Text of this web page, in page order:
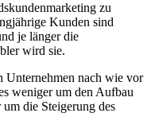
zu
Kunden sind
je länger die
wird sie.
Unternehmen nach wie vor
weniger um den Aufbau
die Steigerung des